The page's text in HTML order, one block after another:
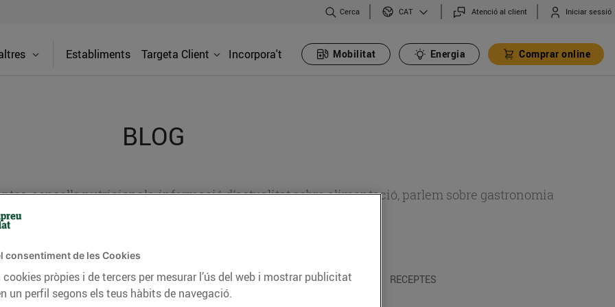
Cerca CAT Atenció al client Iniciar sessió
Establiments Targeta Client Incorpora't Mobilitat Energia Comprar online
BLOG
consells nutricionals, informació d’actualitat sobre alimentació, parlem sobre gastronomia
CONSELLS I HÀBITS SALUDABLES ENERGIA GASTRONOMIA I TRADICIONS RECEPTES
consentiment de les Cookies
pròpies i de tercers per mesurar l’ús del web i mostrar publicitat
un perfil segons els teus hàbits de navegació.